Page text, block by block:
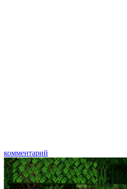
комментарий